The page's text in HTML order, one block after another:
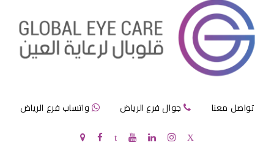
عمليات تجميل العيون الجاحظة
تواصل معنا جوال فرع الرياض واتساب فرع الرياض